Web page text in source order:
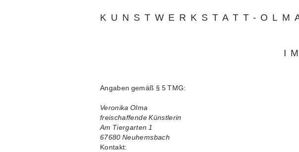
KUNSTWERKSTATT-
Angaben gemäß § 5 TMG:
Veronika Olma
freischaffende Künstlerin
Am Tiergarten 1
67680 Neuhemsbach
Kontakt: